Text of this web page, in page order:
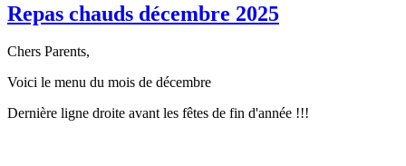
Repas chauds décembre 2025
Chers Parents,
Voici le menu du mois de décembre
Dernière ligne droite avant les fêtes de fin d'année !!!